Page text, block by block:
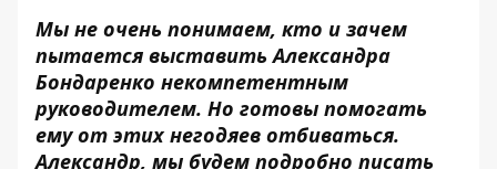
Мы не очень понимаем, кто и зачем
пытается выставить Александра
Бондаренко некомпетентным
руководителем. Но готовы помогать
ему от этих негодяев отбиваться.
Александр, мы будем подробно писать